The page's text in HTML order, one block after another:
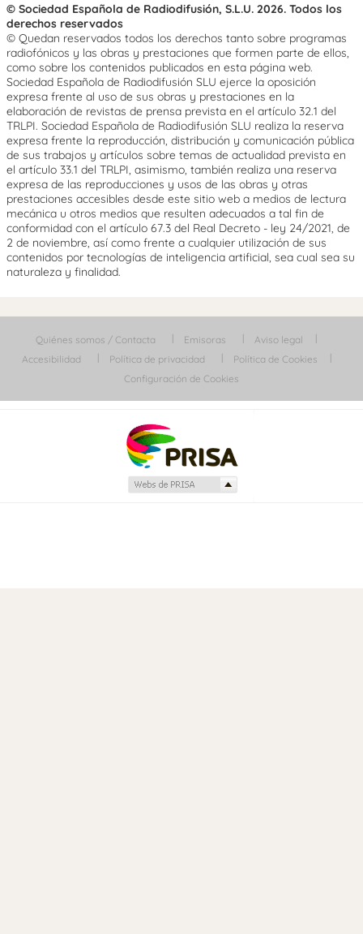
© Sociedad Española de Radiodifusión, S.L.U. 2026. Todos los
derechos reservados
© Quedan reservados todos los derechos tanto sobre programas
radiofónicos y las obras y prestaciones que formen parte de ellos,
como sobre los contenidos publicados en esta página web.
Sociedad Española de Radiodifusión SLU ejerce la oposición
expresa frente al uso de sus obras y prestaciones en la
elaboración de revistas de prensa prevista en el artículo 32.1 del
TRLPI. Sociedad Española de Radiodifusión SLU realiza la reserva
expresa frente la reproducción, distribución y comunicación pública
de sus trabajos y artículos sobre temas de actualidad prevista en
el artículo 33.1 del TRLPI, asimismo, también realiza una reserva
expresa de las reproducciones y usos de las obras y otras
prestaciones accesibles desde este sitio web a medios de lectura
mecánica u otros medios que resulten adecuados a tal fin de
conformidad con el artículo 67.3 del Real Decreto - ley 24/2021, de
2 de noviembre, así como frente a cualquier utilización de sus
contenidos por tecnologías de inteligencia artificial, sea cual sea su
naturaleza y finalidad.
Quiénes somos / Contacta Emisoras
Aviso legal
Accesibilidad
Política de privacidad
Política de Cookies
Configuración de Cookies